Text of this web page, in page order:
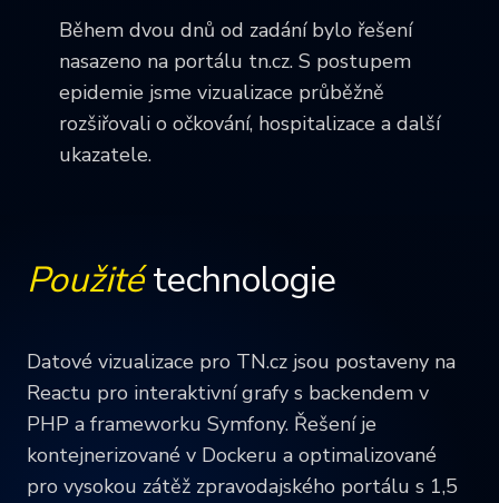
Během dvou dnů od zadání bylo řešení
nasazeno na portálu tn.cz. S postupem
epidemie jsme vizualizace průběžně
rozšiřovali o očkování, hospitalizace a další
ukazatele.
Použité technologie
Datové vizualizace pro TN.cz jsou postaveny na
Reactu pro interaktivní grafy s backendem v
PHP a frameworku Symfony. Řešení je
kontejnerizované v Dockeru a optimalizované
pro vysokou zátěž zpravodajského portálu s 1,5